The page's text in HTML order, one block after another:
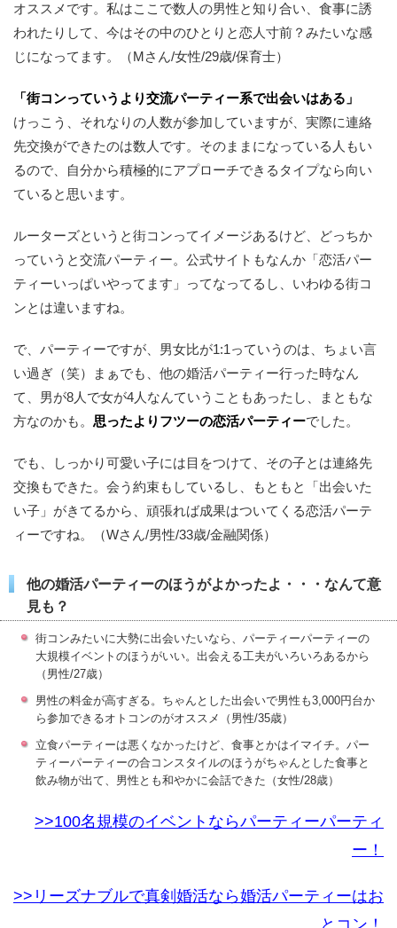
オススメです。私はここで数人の男性と知り合い、食事に誘
われたりして、今はその中のひとりと恋人寸前？みたいな感
じになってます。（Mさん/女性/29歳/保育士）
「街コンっていうより交流パーティー系で出会いはある」
けっこう、それなりの人数が参加していますが、実際に連絡
先交換ができたのは数人です。そのままになっている人もい
るので、自分から積極的にアプローチできるタイプなら向い
ていると思います。
ルーターズというと街コンってイメージあるけど、どっちか
っていうと交流パーティー。公式サイトもなんか「恋活パー
ティーいっぱいやってます」ってなってるし、いわゆる街コ
ンとは違いますね。
で、パーティーですが、男女比が1:1っていうのは、ちょい言
い過ぎ（笑）まぁでも、他の婚活パーティー行った時なん
て、男が8人で女が4人なんていうこともあったし、まともな
方なのかも。 思ったよりフツーの恋活パーティーでした。
でも、しっかり可愛い子には目をつけて、その子とは連絡先
交換もできた。会う約束もしているし、もともと「出会いた
い子」がきてるから、頑張れば成果はついてくる恋活パーテ
ィーですね。（Wさん/男性/33歳/金融関係）
他の婚活パーティーのほうがよかったよ・・・なんて意
見も？
街コンみたいに大勢に出会いたいなら、パーティーパーティーの
大規模イベントのほうがいい。出会える工夫がいろいろあるから
（男性/27歳）
男性の料金が高すぎる。ちゃんとした出会いで男性も3,000円台か
ら参加できるオトコンのがオススメ（男性/35歳）
立食パーティーは悪くなかったけど、食事とかはイマイチ。パー
ティーパーティーの合コンスタイルのほうがちゃんとした食事と
飲み物が出て、男性とも和やかに会話できた（女性/28歳）
>>100名規模のイベントならパーティーパーティ
ー！
>>リーズナブルで真剣婚活なら婚活パーティーはお
とコン！